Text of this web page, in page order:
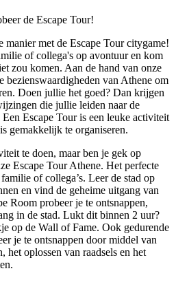
manier met de Escape Tour citygame!
of collega's op avontuur en kom
zou komen. Aan de hand van onze
bezienswaardigheden van Athene om
Doen jullie het goed? Dan krijgen
die jullie leiden naar de
Escape Tour is een leuke activiteit
gemakkelijk te organiseren.
te doen, maar ben je gek op
Escape Tour Athene. Het perfecte
of collega’s. Leer de stad op
en vind de geheime uitgang van
Room probeer je te ontsnappen,
in de stad. Lukt dit binnen 2 uur?
op de Wall of Fame. Ook gedurende
je te ontsnappen door middel van
het oplossen van raadsels en het